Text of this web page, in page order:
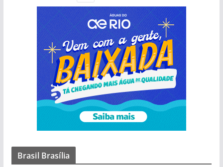
Brasil Brasília